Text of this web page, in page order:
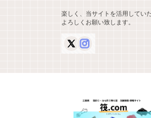
楽しく、当サイトを活用してい
よろしくお願い致します。